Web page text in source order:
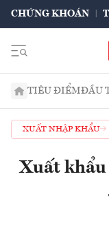
CHỨNG KHOÁN
TIÊU ĐIỂMĐẦU
XUẤT NHẬP KHẨU
Xuất khẩu